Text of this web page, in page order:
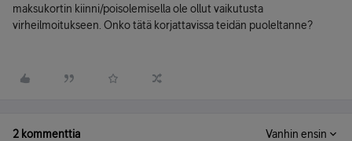
maksukortin kiinni/poisolemisella ole ollut vaikutusta
virheilmoitukseen. Onko tätä korjattavissa teidän puoleltanne?
2 kommenttia Vanhin ensin